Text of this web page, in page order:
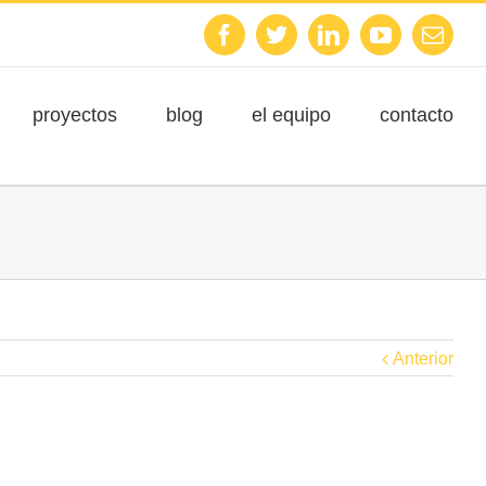
FacebookTwitterLinkedinYoutube
proyectos blog el equipo contacto
Anterior